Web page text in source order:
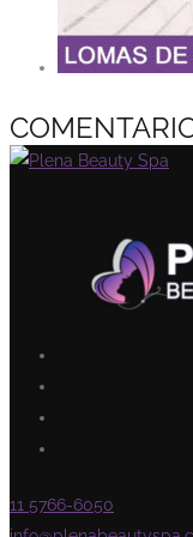
11 5766-6050